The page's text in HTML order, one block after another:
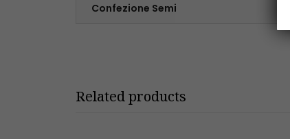
Confezione Semi
Related products